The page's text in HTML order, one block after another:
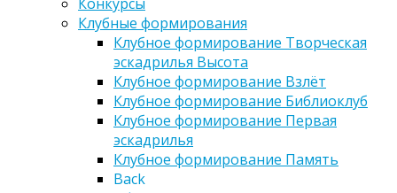
Клубные формирования
Клубное формирование Творческая
эскадрилья Высота
Клубное формирование Взлёт
Клубное формирование Библиоклуб
Клубное формирование Первая
эскадрилья
Клубное формирование Память
Back